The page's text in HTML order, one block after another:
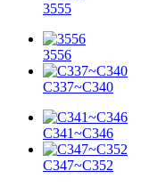
3555
3556
C337~C340
C341~C346
C347~C352